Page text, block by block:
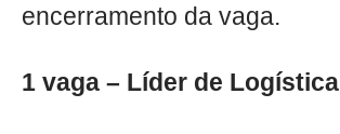
encerramento da vaga.
1 vaga – Líder de Logística